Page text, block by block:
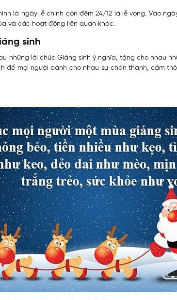
là ngày lễ chính còn đêm 24/12 là lễ vọng. Vào
và các hoạt động liên quan khác.
sinh
những lời chúc Giáng sinh ý nghĩa, tặng cho nhau
để mọi người dành cho nhau sự chân thành, cảm